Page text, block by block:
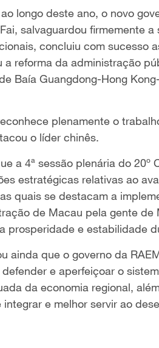
longo deste ano, o novo
salvaguardou firmemente
concluiu com sucesso
a reforma da administração
Baía Guangdong-Hong
plenamente o
o líder chinês.
a 4ª sessão plenária do
estratégicas relativas ao
quais se destacam a
de Macau pela gente
prosperidade e estabilidade
ainda que o governo da
e aperfeiçoar o
da economia regional,
e melhor servir ao